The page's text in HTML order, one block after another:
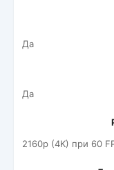
Да
Да
2160p (4K) при 60